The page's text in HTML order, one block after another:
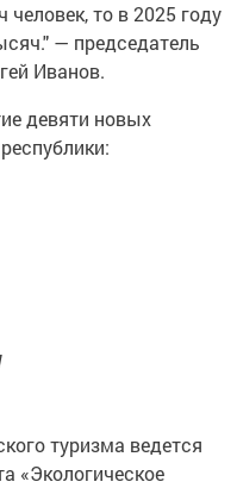
то в 2025 году
— председатель
Иванов.
девяти новых
туризма ведется
«Экологическое